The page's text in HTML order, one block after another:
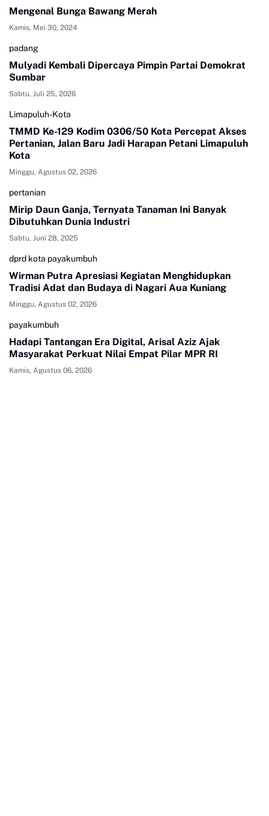
Mengenal Bunga Bawang Merah
Kamis, Mei 30, 2024
padang
Mulyadi Kembali Dipercaya Pimpin Partai Demokrat
Sumbar
Sabtu, Juli 25, 2026
Limapuluh-Kota
TMMD Ke-129 Kodim 0306/50 Kota Percepat Akses
Pertanian, Jalan Baru Jadi Harapan Petani Limapuluh
Kota
Minggu, Agustus 02, 2026
pertanian
Mirip Daun Ganja, Ternyata Tanaman Ini Banyak
Dibutuhkan Dunia Industri
Sabtu, Juni 28, 2025
dprd kota payakumbuh
Wirman Putra Apresiasi Kegiatan Menghidupkan
Tradisi Adat dan Budaya di Nagari Aua Kuniang
Minggu, Agustus 02, 2026
payakumbuh
Hadapi Tantangan Era Digital, Arisal Aziz Ajak
Masyarakat Perkuat Nilai Empat Pilar MPR RI
Kamis, Agustus 06, 2026